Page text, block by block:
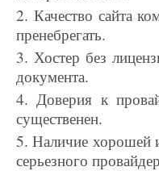
Качество сайта
пренебрегать.
Хостер без
документа.
Доверия к
существенен.
Наличие хорошей
серьезного